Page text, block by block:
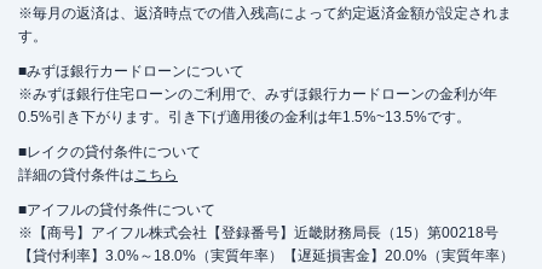
※毎月の返済は、返済時点での借入残高によって約定返済金額が設定されま
す。
■みずほ銀行カードローンについて
※みずほ銀行住宅ローンのご利用で、みずほ銀行カードローンの金利が年
0.5%引き下がります。引き下げ適用後の金利は年1.5%~13.5%です。
■レイクの貸付条件について
詳細の貸付条件はこちら
■アイフルの貸付条件について
※【商号】アイフル株式会社【登録番号】近畿財務局長（15）第00218号
【貸付利率】3.0%～18.0%（実質年率）【遅延損害金】20.0%（実質年率）